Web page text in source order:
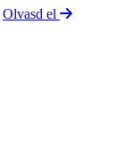
Olvasd el